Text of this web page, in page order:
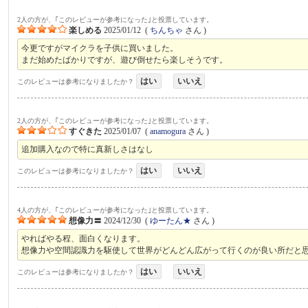
2人の方が、｢このレビューが参考になった｣と投票しています。
楽しめる 2025/01/12 ( ちんちゃ さん )
今更ですがマイクラを子供に買いました。
まだ始めたばかりですが、遊び倒せたら楽しそうです。
このレビューは参考になりましたか？ はい いいえ
2人の方が、｢このレビューが参考になった｣と投票しています。
すぐきた 2025/01/07 (anamogura さん )
追加購入なので特に真新しさはなし
このレビューは参考になりましたか？ はい いいえ
4人の方が、｢このレビューが参考になった｣と投票しています。
想像力〓 2024/12/30 (ゆーたん★ さん )
やればやる程、面白くなります。
想像力や空間認識力を駆使して世界がどんどん広がって行くのが良い所だと思
このレビューは参考になりましたか？ はい いいえ